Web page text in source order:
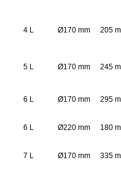
4 L Ø170 mm 205
5 L Ø170 mm 245
6 L Ø170 mm 295
6 L Ø220 mm 180
7 L Ø170 mm 335